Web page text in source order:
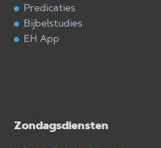
Predicaties
Bijbelstudies
EH App
Zondagsdiensten